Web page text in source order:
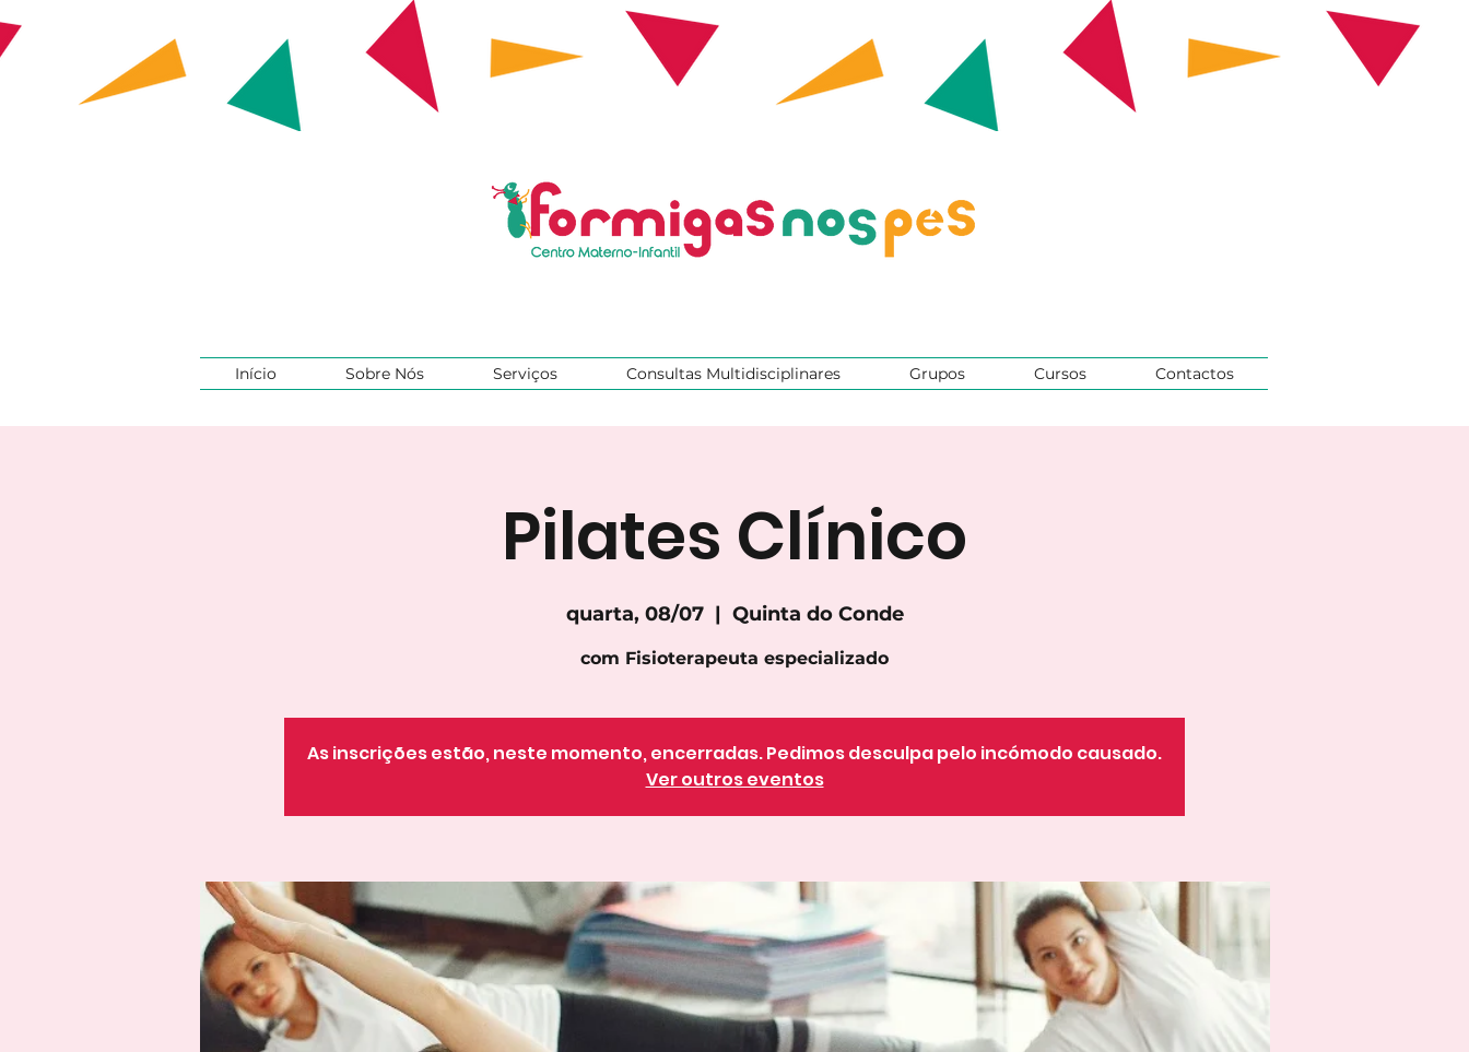
Início Sobre Nós Serviços Consultas Multidisciplinares Grupos Cursos Contactos
Pilates Clínico
quarta, 08/07
  |
Quinta do Conde
com Fisioterapeuta especializado
As inscrições estão, neste momento, encerradas. Pedimos desculpa pelo incómodo causado.
Ver outros eventos